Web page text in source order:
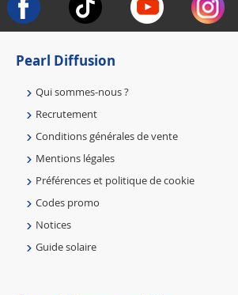
Pearl Diffusion
Qui sommes-nous ?
Recrutement
Conditions générales de vente
Mentions légales
Préférences et politique de cookie
Codes promo
Notices
Guide solaire